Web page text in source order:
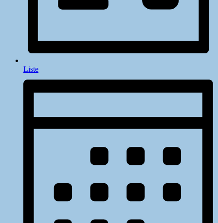
Liste